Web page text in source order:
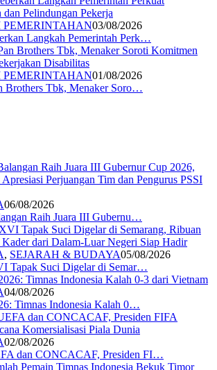
PEMERINTAHAN03/08/2026
Langkah Pemerintah Perk…
PEMERINTAHAN01/08/2026
Brothers Tbk, Menaker Soro…
06/08/2026
Raih Juara III Gubernu…
, SEJARAH & BUDAYA05/08/2026
Tapak Suci Digelar di Semar…
04/08/2026
Timnas Indonesia Kalah 0…
02/08/2026
dan CONCACAF, Presiden FI…